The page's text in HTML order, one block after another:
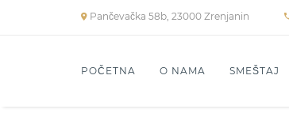
Pančevačka 58b, 23000 Zrenjanin
POČETNA O NAMA SMEŠTAJ